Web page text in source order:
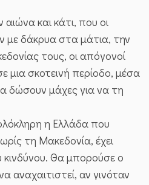
και κάτι, που οι
με δάκρυα στα μάτια, την
τους, οι απόγονοί
μια σκοτεινή περίοδο, μέσα
δώσουν μάχες για να τη
η Ελλάδα που
τη Μακεδονία, έχει
κινδύνου. Θα μπορούσε ο
αναχαιτιστεί, αν γινόταν